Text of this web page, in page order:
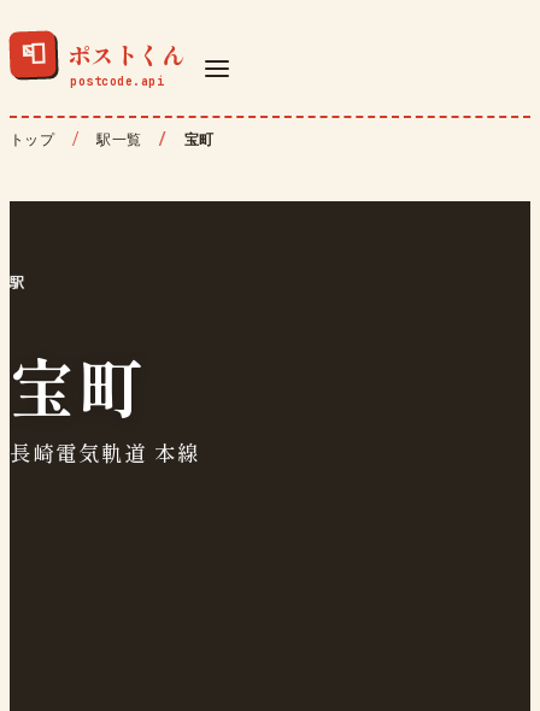
📮 ポストくん
トップ 駅一覧 宝町
駅
宝町
長崎電気軌道 本線